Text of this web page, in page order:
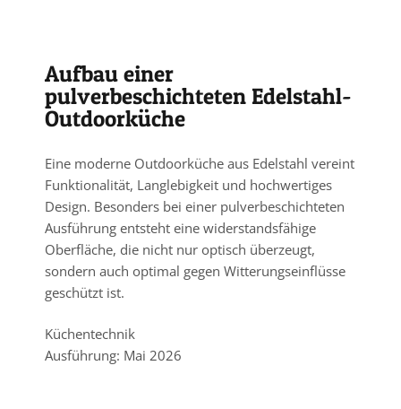
Aufbau einer
pulverbeschichteten Edelstahl-
Outdoorküche
Eine moderne Outdoorküche aus Edelstahl vereint
Funktionalität, Langlebigkeit und hochwertiges
Design. Besonders bei einer pulverbeschichteten
Ausführung entsteht eine widerstandsfähige
Oberfläche, die nicht nur optisch überzeugt,
sondern auch optimal gegen Witterungseinflüsse
geschützt ist.
Küchentechnik
Ausführung: Mai 2026